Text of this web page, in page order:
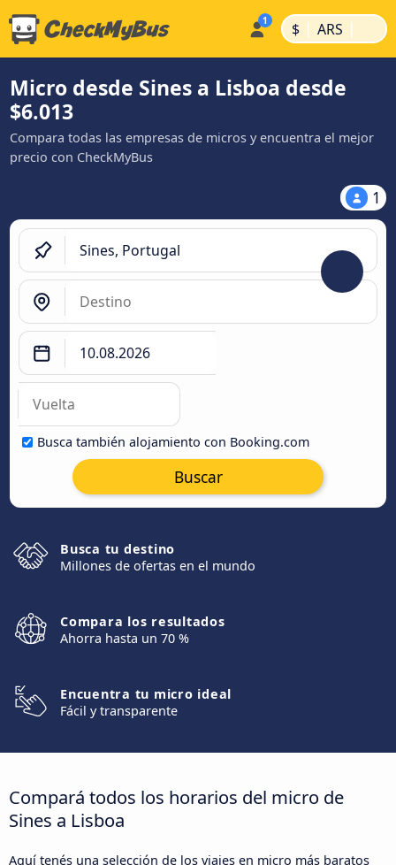
$ | ARS |
Micro desde Sines a Lisboa desde
$6.013
Compara todas las empresas de micros y encuentra el mejor
precio con CheckMyBus
1
Busca también alojamiento con Booking.com
Buscar
Busca tu destino
Millones de ofertas en el mundo
Compara los resultados
Ahorra hasta un 70 %
Encuentra tu micro ideal
Fácil y transparente
Compará todos los horarios del micro de
Sines a Lisboa
Aquí tenés una selección de los viajes en micro más baratos